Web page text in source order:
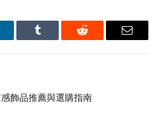
Tumblr Reddit Email
飾品推薦與選購指南